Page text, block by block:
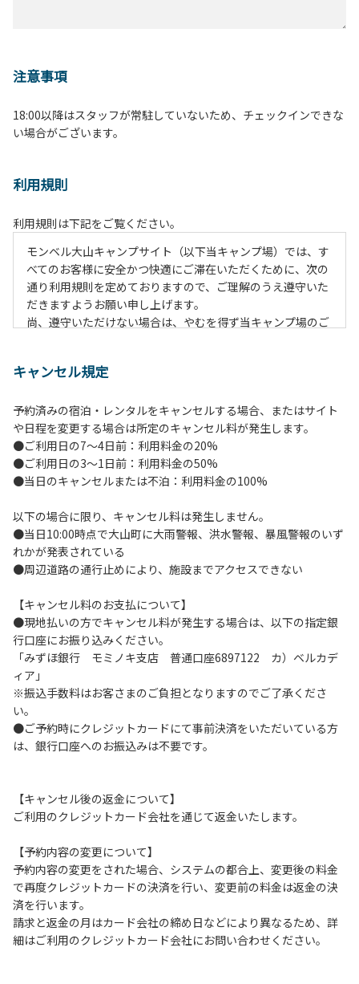
注意事項
18:00以降はスタッフが常駐していないため、チェックインできな
い場合がございます。
利用規則
利用規則は下記をご覧ください。
モンベル大山キャンプサイト（以下当キャンプ場）では、す
べてのお客様に安全かつ快適にご滞在いただくために、次の
通り利用規則を定めておりますので、ご理解のうえ遵守いた
だきますようお願い申し上げます。
尚、遵守いただけない場合は、やむを得ず当キャンプ場のご
【当キャンプ場利用に際してのご案内ならびに注意事項】
２．利用におけるルールを遵守いただき、ご自身で事故の防
止に努めてください。
３．安全管理上、お子さまの単独での行動はご遠慮くださ
い。
４．当キャンプ場内を車で移動する場合は徐行運転（5ｋｍ/
５．ゴミ（可燃）は指定のゴミ袋に分別した上で、指定の場
所へ捨ててください。ビン・缶・ペットボトルおよび不燃ゴ
ミは持ち帰りお願いします。
６．BBQ及び焚火台の灰につきましては鎮火を確認した上で
７．暴力団等反社会勢力及びその関係者ならびに公共の秩
序、善良の風俗に反する恐れのある場合には、ご利用をお断
りいたします。
８．不可抗力以外の事由により建造物、家具、備品、その他
の物品を損傷、紛失、汚染させた場合には、相当額を弁償し
ていただくことがあります。
９．当キャンプ場内（駐車場を含む）での事故や盗難などに
つきましては、一切の責任を負いかねます。
１０．車中で宿泊される場合は、必ずエンジンを停止してく
の間車輌移動はご遠慮ください。
１２．レンタル品は管理棟に返却してください。
宿泊可能なサイトは除く）
１４．キャンプ場内に喫煙所はございません。他のお客様の
ご迷惑にならないようにご配慮願います。
【当キャンプ場での禁止事項】
１．花火（手持ちや打ち上げなど全て）。
キャンセル規定
予約済みの宿泊・レンタルをキャンセルする場合、またはサイト
や日程を変更する場合は所定のキャンセル料が発生します。
●ご利用日の7～4日前：利用料金の20%
●ご利用日の3～1日前：利用料金の50%
●当日のキャンセルまたは不泊：利用料金の100%
以下の場合に限り、キャンセル料は発生しません。
●当日10:00時点で大山町に大雨警報、洪水警報、暴風警報のいず
れかが発表されている
●周辺道路の通行止めにより、施設までアクセスできない
【キャンセル料のお支払について】
●現地払いの方でキャンセル料が発生する場合は、以下の指定銀
行口座にお振り込みください。
「みずほ銀行 モミノキ支店 普通口座6897122 カ）ベルカデ
ィア」
※振込手数料はお客さまのご負担となりますのでご了承くださ
い。
●ご予約時にクレジットカードにて事前決済をいただいている方
は、銀行口座へのお振込みは不要です。
【キャンセル後の返金について】
ご利用のクレジットカード会社を通じて返金いたします。
【予約内容の変更について】
予約内容の変更をされた場合、システムの都合上、変更後の料金
で再度クレジットカードの決済を行い、変更前の料金は返金の決
済を行います。
請求と返金の月はカード会社の締め日などにより異なるため、詳
細はご利用のクレジットカード会社にお問い合わせください。